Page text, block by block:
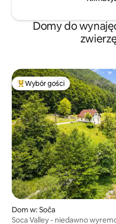
Domy do
Najpopularniejsze z kategorii
Wybór gości
Dom w: Soča
Soca Valley - niedawno